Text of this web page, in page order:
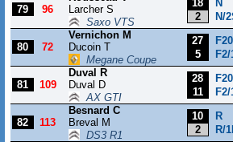
79 96
Larcher S
Saxo VTS
18
N
2
N/
80 72
Vernichon M
Ducoin T
Megane Coupe
27
5
F2/
81 109
Duval R
Duval D
AX GTI
28
11
F2/
82 113
Besnard C
Breval M
DS3 R1
10
R
2
R/